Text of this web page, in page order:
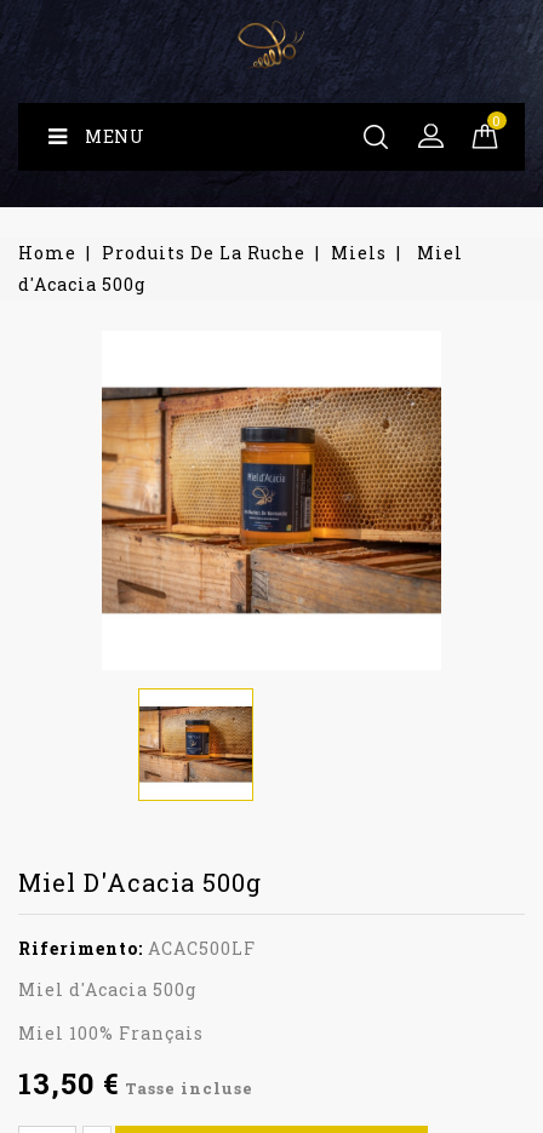
0
MENU
Home Produits De La Ruche Miels
Miel
d'Acacia 500g
Miel D'Acacia 500g
Riferimento: ACAC500LF
Miel d'Acacia 500g
Miel 100% Français
13,50 € Tasse incluse